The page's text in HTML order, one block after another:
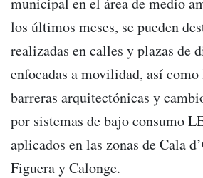
los últimos meses, se pueden
realizadas en calles y plazas de
enfocadas a movilidad, así
barreras arquitectónicas y
por sistemas de bajo consumo
aplicados en las zonas de Cala
Figuera y Calonge.